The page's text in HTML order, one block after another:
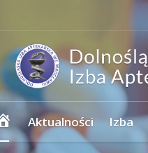
Strona
główna
Aktualności Izba